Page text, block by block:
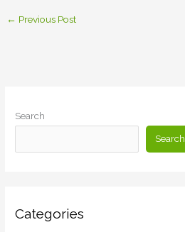
← Previous Post
Search
Search
Categories